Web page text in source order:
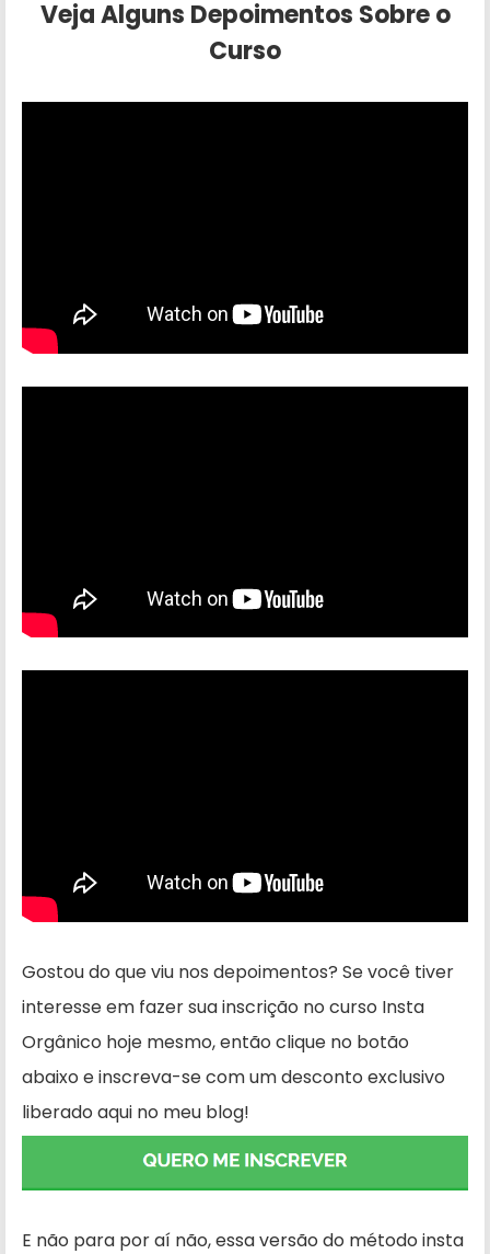
Veja Alguns Depoimentos Sobre o
Curso
Gostou do que viu nos depoimentos? Se você tiver
interesse em fazer sua inscrição no curso Insta
Orgânico hoje mesmo, então clique no botão
abaixo e inscreva-se com um desconto exclusivo
liberado aqui no meu blog!
E não para por aí não, essa versão do método insta